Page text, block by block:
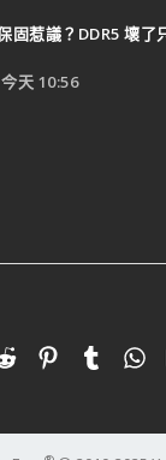
固惹議？DDR5 壞了
今天 10:56
RedditPinterest